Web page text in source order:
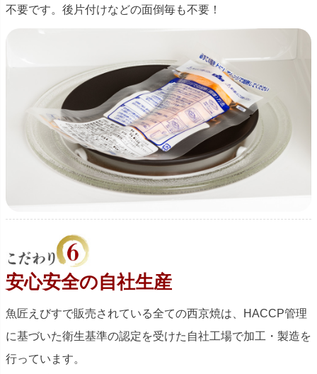
不要です。後片付けなどの面倒毎も不要！
安心安全の自社生産
魚匠えびすで販売されている全ての西京焼は、HACCP管理
に基づいた衛生基準の認定を受けた自社工場で加工・製造を
行っています。